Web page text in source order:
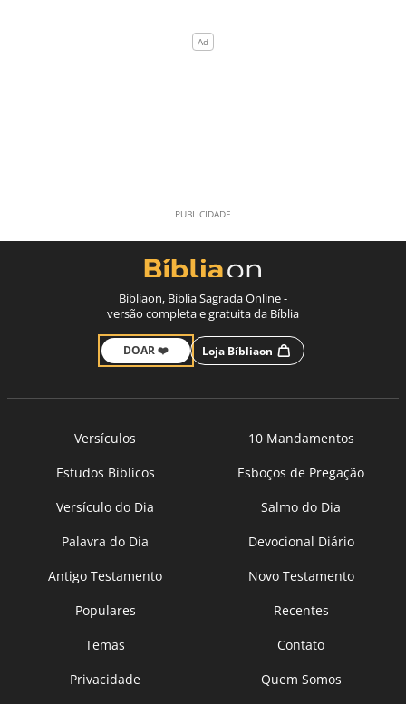
Bíbliaon, Bíblia Sagrada Online -
versão completa e gratuita da Bíblia
DOAR ❤️ Loja Bíbliaon
Versículos
10 Mandamentos
Estudos Bíblicos
Esboços de Pregação
Versículo do Dia
Salmo do Dia
Palavra do Dia
Devocional Diário
Antigo Testamento
Novo Testamento
Populares
Recentes
Temas
Contato
Privacidade
Quem Somos